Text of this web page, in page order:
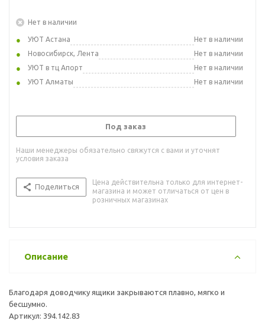
Нет в наличии
УЮТ Астана
Нет в наличии
Новосибирск, Лента
Нет в наличии
УЮТ в тц Апорт
Нет в наличии
УЮТ Алматы
Нет в наличии
Под заказ
Наши менеджеры обязательно свяжутся с вами и уточнят
условия заказа
Поделиться
Цена действительна только для интернет-
магазина и может отличаться от цен в
розничных магазинах
Описание
Благодаря доводчику ящики закрываются плавно, мягко и
бесшумно.
Артикул: 394.142.83